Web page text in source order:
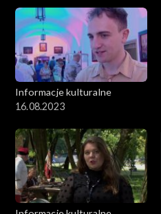
Informacje kulturalne
16.08.2023